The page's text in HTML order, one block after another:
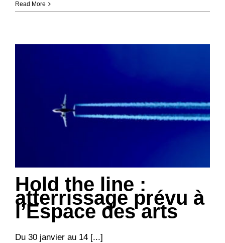
Read More
Hold the line :
atterrissage prévu à
l’Espace des arts
Du 30 janvier au 14 [...]